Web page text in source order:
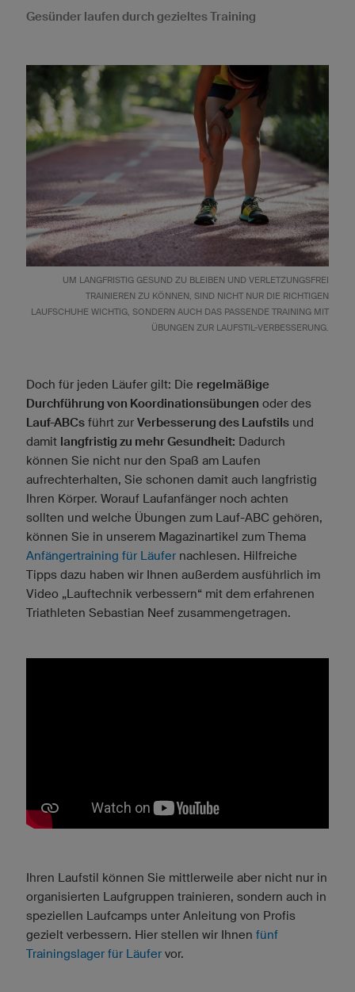
Gesünder laufen durch gezieltes Training
UM LANGFRISTIG GESUND ZU BLEIBEN UND VERLETZUNGSFREI
TRAINIEREN ZU KÖNNEN, SIND NICHT NUR DIE RICHTIGEN
LAUFSCHUHE WICHTIG, SONDERN AUCH DAS PASSENDE TRAINING MIT
ÜBUNGEN ZUR LAUFSTIL-VERBESSERUNG.
Doch für jeden Läufer gilt: Die regelmäßige
Durchführung von Koordinationsübungen oder des
Lauf-ABCs führt zur Verbesserung des Laufstils und
damit langfristig zu mehr Gesundheit: Dadurch
können Sie nicht nur den Spaß am Laufen
aufrechterhalten, Sie schonen damit auch langfristig
Ihren Körper. Worauf Laufanfänger noch achten
sollten und welche Übungen zum Lauf-ABC gehören,
können Sie in unserem Magazinartikel zum Thema
Anfängertraining für Läufer nachlesen. Hilfreiche
Tipps dazu haben wir Ihnen außerdem ausführlich im
Video „Lauftechnik verbessern“ mit dem erfahrenen
Triathleten Sebastian Neef zusammengetragen.
Ihren Laufstil können Sie mittlerweile aber nicht nur in
organisierten Laufgruppen trainieren, sondern auch in
speziellen Laufcamps unter Anleitung von Profis
gezielt verbessern. Hier stellen wir Ihnen fünf
Trainingslager für Läufer vor.